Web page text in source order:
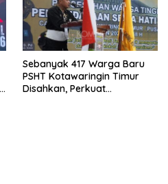
Sebanyak 417 Warga Baru
PSHT Kotawaringin Timur
Disahkan, Perkuat